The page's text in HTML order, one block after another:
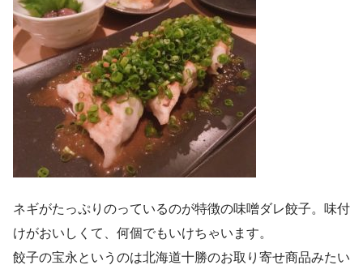
ネギがたっぷりのっているのが特徴の味噌ダレ餃子。味付
けがおいしくて、何個でもいけちゃいます。
餃子の宝永というのは北海道十勝のお取り寄せ商品みたい